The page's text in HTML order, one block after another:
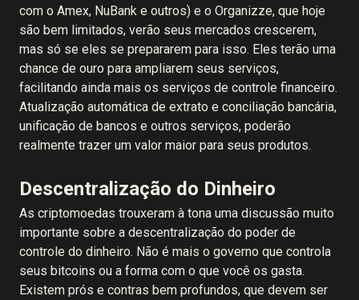
com o Amex, NuBank e outros) e o Organizze, que hoje
são bem limitados, verão seus mercados crescerem,
mas só se eles se prepararem para isso. Eles terão uma
chance de ouro para ampliarem seus serviços,
facilitando ainda mais os serviços de controle financeiro.
Atualização automática de extrato e conciliação bancária,
unificação de bancos e outros serviços, poderão
realmente trazer um valor maior para seus produtos.
Descentralização do Dinheiro
As criptomoedas trouxeram à tona uma discussão muito
importante sobre a descentralização do poder de
controle do dinheiro. Não é mais o governo que controla
seus bitcoins ou a forma com o que você os gasta.
Existem prós e contras bem profundos, que devem ser